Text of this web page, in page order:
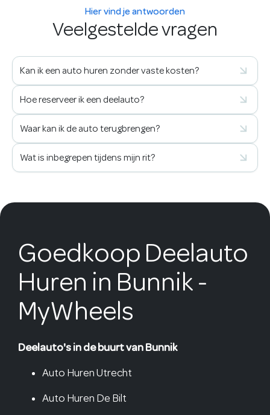
Hier vind je antwoorden
Veelgestelde vragen
Kan ik een auto huren zonder vaste kosten?
Hoe reserveer ik een deelauto?
Waar kan ik de auto terugbrengen?
Wat is inbegrepen tijdens mijn rit?
Goedkoop Deelauto
Huren in Bunnik -
MyWheels
Deelauto's in de buurt van Bunnik
Auto Huren Utrecht
Auto Huren De Bilt